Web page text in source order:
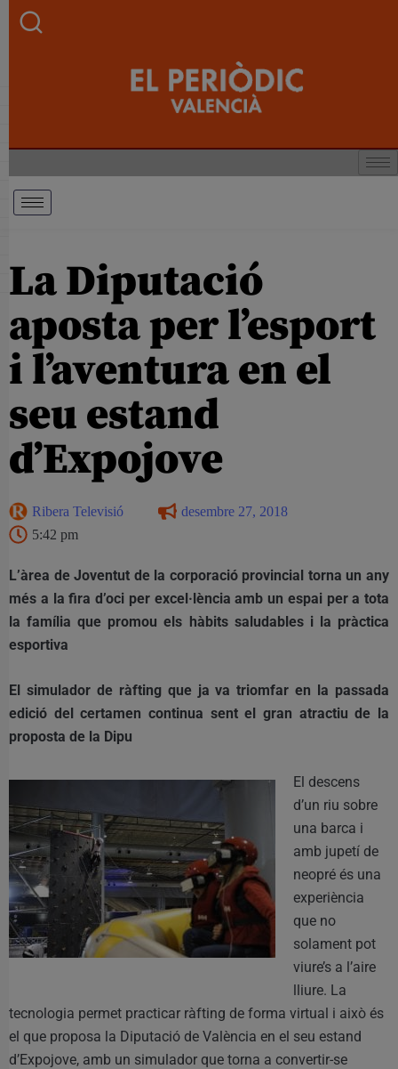
La Diputació
aposta per l’esport
i l’aventura en el
seu estand
d’Expojove
Ribera Televisió
desembre 27, 2018
5:42 pm
L’àrea de Joventut de la corporació provincial torna un any
més a la fira d’oci per excel·lència amb un espai per a tota
la família que promou els hàbits saludables i la pràctica
esportiva
El simulador de ràfting que ja va triomfar en la passada
edició del certamen continua sent el gran atractiu de la
proposta de la Dipu
El descens
d’un riu sobre
una barca i
amb jupetí de
neopré és una
experiència
que no
solament pot
viure’s a l’aire
lliure. La
tecnologia permet practicar ràfting de forma virtual i això és
el que proposa la Diputació de València en el seu estand
d’Expojove, amb un simulador que torna a convertir-se